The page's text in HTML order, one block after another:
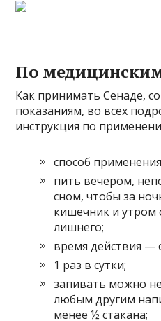
По
Как принимать Сенаде,
показаниям, во всех
инструкция по
способ
пить вечером,
сном, чтобы за
кишечник и утром
лишнего;
время действия —
1 раз в сутки;
запивать можно
любым другим
менее ½ стакана;